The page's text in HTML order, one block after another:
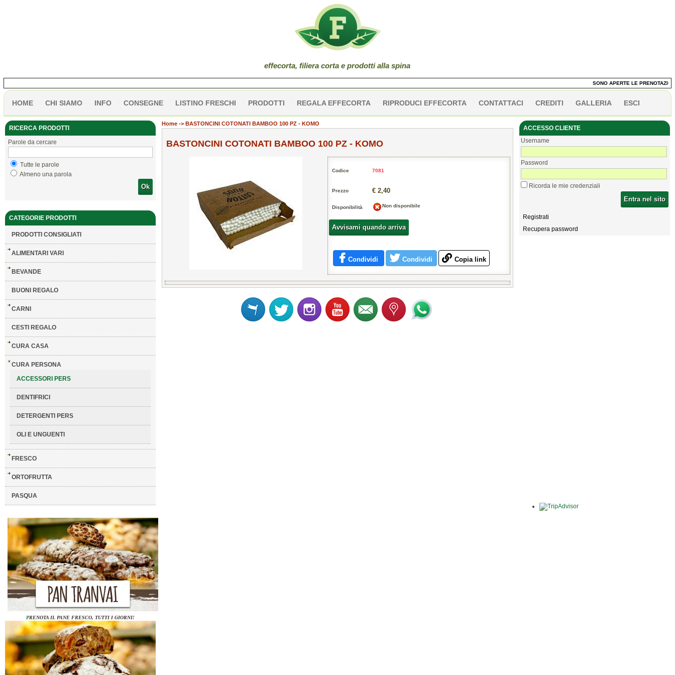
effecorta, filiera corta e prodotti alla spina
SONO APERTE LE PRENOTAZIONI
HOME CHI SIAMO INFO CONSEGNE LISTINO FRESCHI PRODOTTI REGALA EFFECORTA RIPRODUCI EFFECORTA CONTATTACI CREDITI GALLERIA ESCI
RICERCA PRODOTTI
Parole da cercare
Tutte le parole
Almeno una parola
Ok
CATEGORIE PRODOTTI
PRODOTTI CONSIGLIATI
ALIMENTARI VARI
BEVANDE
BUONI REGALO
CARNI
CESTI REGALO
CURA CASA
CURA PERSONA
ACCESSORI PERS
DENTIFRICI
DETERGENTI PERS
OLI E UNGUENTI
FRESCO
ORTOFRUTTA
PASQUA
PRENOTA IL PANE FRESCO, TUTTI I GIORNI!
Home-> BASTONCINI COTONATI BAMBOO 100 PZ - KOMO
BASTONCINI COTONATI BAMBOO 100 PZ - KOMO
Codice 7081
Prezzo € 2,40
Disponibilità Non disponibile
Avvisami quando arriva
Condividi Condividi Copia link
ACCESSO CLIENTE
Username
Password
Ricorda le mie credenziali
Entra nel sito
Registrati
Recupera password